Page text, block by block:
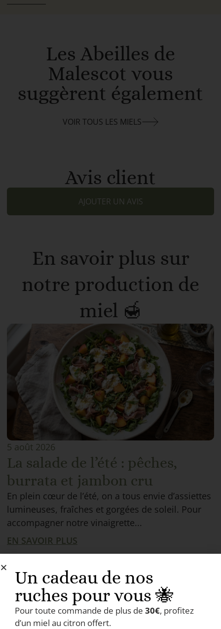
Les Abeilles de
Malescot vous
suggèrent également
VOIR TOUS LES MIELS
Avis client
AJOUTER UN AVIS
En savoir plus sur
notre production de
miel 🍯
5 août 2026
La salade de l’été : pêches,
burrata et jambon cru
En plein cœur de l’été, on a tous envie d’assiettes
lumineuses, fraîches et gorgées de soleil. Pour
accompagner notre vinaigrette...
EN SAVOIR PLUS
Un cadeau de nos
ruches pour vous 🐝
Pour toute commande de plus de 30€, profitez
d’un miel au citron offert.